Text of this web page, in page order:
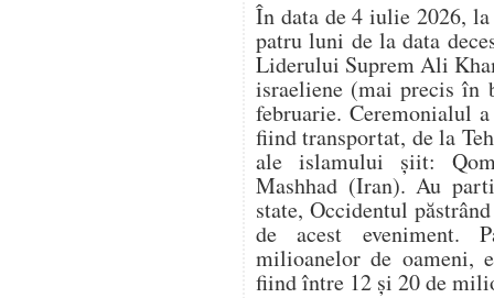
În data de 4 iulie 2026,
patru luni de la data
Liderului Suprem Ali
israeliene (mai precis în
februarie. Ceremonialul
fiind transportat, de la
ale islamului șiit:
Mashhad (Iran). Au
state, Occidentul
de acest eveniment.
milioanelor de oameni,
fiind între 12 și 20 de